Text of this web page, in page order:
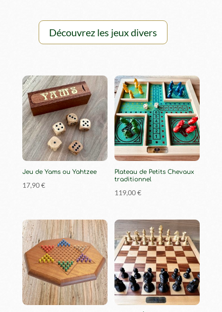
Découvrez les jeux divers
Jeu de Yams ou Yahtzee
17,90€
Plateau de Petits Chevaux
traditionnel
119,00€